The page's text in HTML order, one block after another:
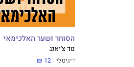
הסוחר ושער האלכימאי
טד צ'יאנג
דיגיטלי 12 ₪